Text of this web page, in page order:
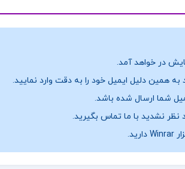
در خواهد آمد.
همین دلیل ایمیل خود را به دقت وارد نمایید.
نظر نشدید با ما تماس بگیرید.